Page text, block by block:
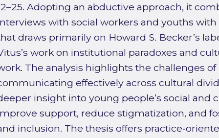
Adopting an abductive approach, it
with social workers and youths
draws primarily on Howard S. Becker’s
work on institutional paradoxes and
The analysis highlights the challenges
effectively across cultural
insight into young people’s social and
support, reduce stigmatization, and
inclusion. The thesis offers